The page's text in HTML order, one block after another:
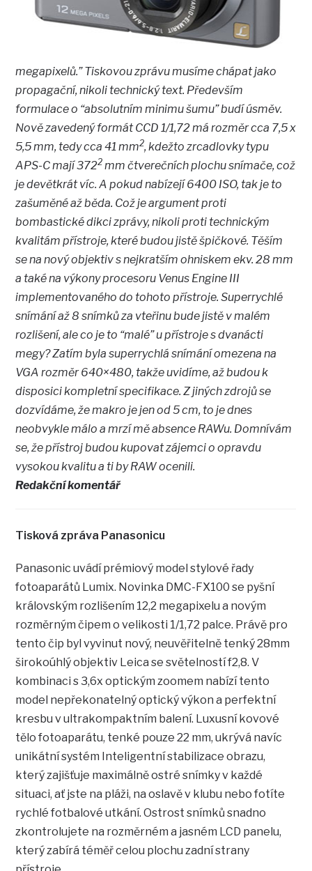
megapixelů.” Tiskovou zprávu musíme chápat jako
propagační, nikoli technický text. Především
formulace o “absolutním minimu šumu” budí úsměv.
Nově zavedený formát CCD 1/1,72 má rozměr cca 7,5 x
5,5 mm, tedy cca 41 mm2, kdežto zrcadlovky typu
APS-C mají 3722 mm čtverečních plochu snímače, což
je devětkrát víc. A pokud nabízejí 6400 ISO, tak je to
zašuměné až běda. Což je argument proti
bombastické dikci zprávy, nikoli proti technickým
kvalitám přístroje, které budou jistě špičkové. Těším
se na nový objektiv s nejkratším ohniskem ekv. 28 mm
a také na výkony procesoru Venus Engine III
implementovaného do tohoto přístroje. Superrychlé
snímání až 8 snímků za vteřinu bude jistě v malém
rozlišení, ale co je to “malé” u přístroje s dvanácti
megy? Zatím byla superrychlá snímání omezena na
VGA rozměr 640×480, takže uvidíme, až budou k
disposici kompletní specifikace. Z jiných zdrojů se
dozvídáme, že makro je jen od 5 cm, to je dnes
neobvykle málo a mrzí mě absence RAWu. Domnívám
se, že přístroj budou kupovat zájemci o opravdu
vysokou kvalitu a ti by RAW ocenili.
Redakční komentář
Tisková zpráva Panasonicu
Panasonic uvádí prémiový model stylové řady
fotoaparátů Lumix. Novinka DMC-FX100 se pyšní
královským rozlišením 12,2 megapixelu a novým
rozměrným čipem o velikosti 1/1,72 palce. Právě pro
tento čip byl vyvinut nový, neuvěřitelně tenký 28mm
širokoúhlý objektiv Leica se světelností f2,8. V
kombinaci s 3,6x optickým zoomem nabízí tento
model nepřekonatelný optický výkon a perfektní
kresbu v ultrakompaktním balení. Luxusní kovové
tělo fotoaparátu, tenké pouze 22 mm, ukrývá navíc
unikátní systém Inteligentní stabilizace obrazu,
který zajišťuje maximálně ostré snímky v každé
situaci, ať jste na pláži, na oslavě v klubu nebo fotíte
rychlé fotbalové utkání. Ostrost snímků snadno
zkontrolujete na rozměrném a jasném LCD panelu,
který zabírá téměř celou plochu zadní strany